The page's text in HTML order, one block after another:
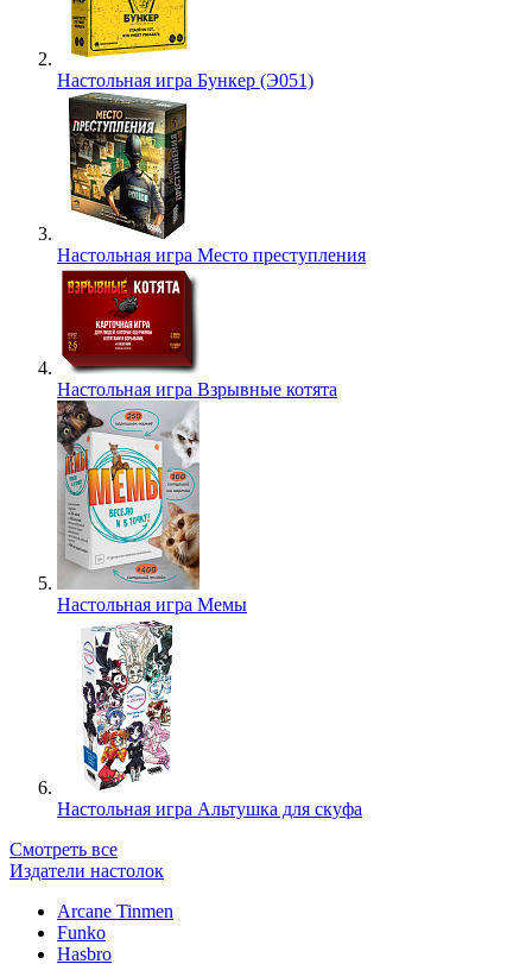
Настольная игра Бункер (Э051)
Настольная игра Место преступления
Настольная игра Взрывные котята
Настольная игра Мемы
Настольная игра Альтушка для скуфа
Смотреть все
Издатели настолок
Arcane Tinmen
Funko
Hasbro